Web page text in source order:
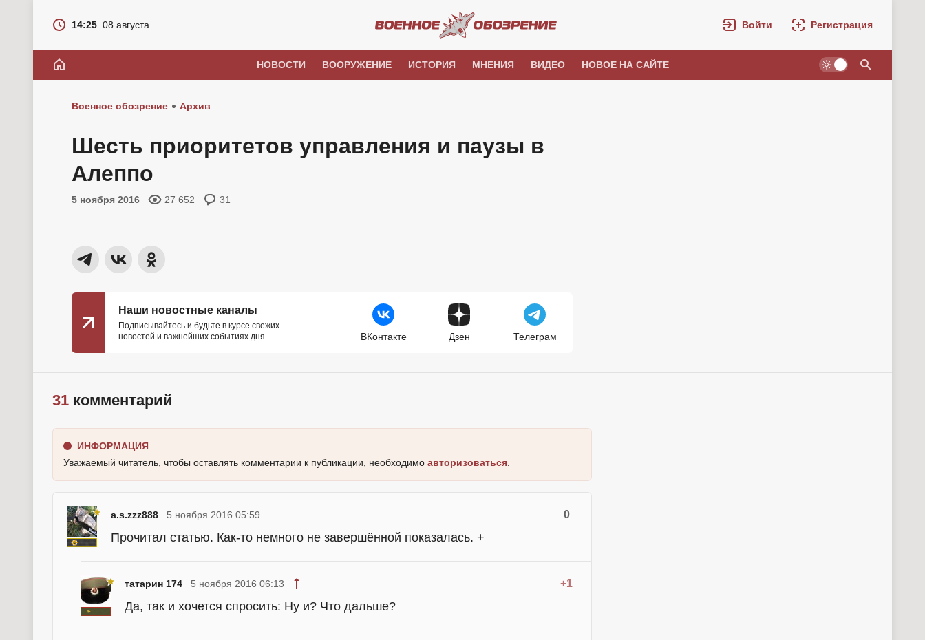
14:25 08 августа Войти Регистрация
НОВОСТИ ВООРУЖЕНИЕ ИСТОРИЯ МНЕНИЯ ВИДЕО НОВОЕ НА САЙТЕ
Военное обозрение Архив
Шесть приоритетов управления и паузы в
Алеппо
5 ноября 2016 27 652 31
Наши новостные каналы
Подписывайтесь и будьте в курсе свежих
новостей и важнейших событиях дня.
ВКонтакте Дзен Телеграм
31 комментарий
ИНФОРМАЦИЯ
Уважаемый читатель, чтобы оставлять комментарии к публикации, необходимо авторизоваться
a.s.zzz888 0
5 ноября 2016 05:59
Прочитал статью. Как-то немного не завершённой показалась. +
татарин 174 +1
5 ноября 2016 06:13
Да, так и хочется спросить: Ну и? Что дальше?